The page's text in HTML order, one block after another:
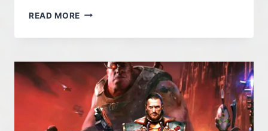
READ MORE MARIO
FEVER
NA
NEJVÍC
POSTAV
HISTORII
SÉRIE